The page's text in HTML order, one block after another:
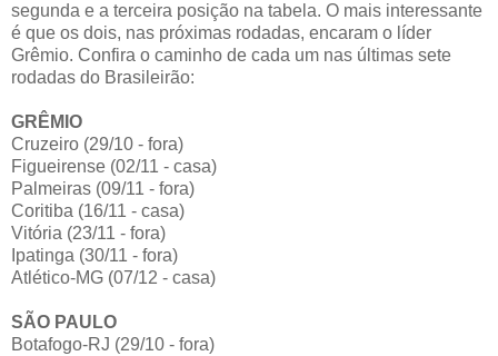
segunda e a terceira posição na tabela. O mais interessante
é que os dois, nas próximas rodadas, encaram o líder
Grêmio. Confira o caminho de cada um nas últimas sete
rodadas do Brasileirão:
GRÊMIO
Cruzeiro (29/10 - fora)
Figueirense (02/11 - casa)
Palmeiras (09/11 - fora)
Coritiba (16/11 - casa)
Vitória (23/11 - fora)
Ipatinga (30/11 - fora)
Atlético-MG (07/12 - casa)
SÃO PAULO
Botafogo-RJ (29/10 - fora)